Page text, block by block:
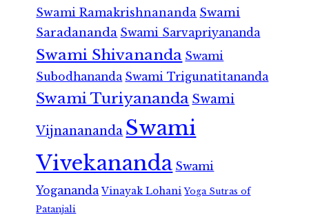
Swami Ramakrishnananda Swami
Saradananda Swami Sarvapriyananda
Swami Shivananda Swami
Subodhananda Swami Trigunatitananda
Swami Turiyananda Swami
Vijnanananda Swami
Vivekananda Swami
Yogananda Vinayak Lohani Yoga Sutras of
Patanjali